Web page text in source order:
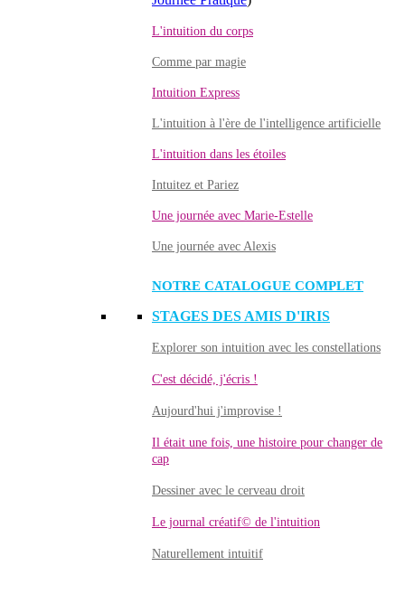
L'intuition du corps
Comme par magie
Intuition Express
L'intuition à l'ère de l'intelligence artificielle
L'intuition dans les étoiles
Intuitez et Pariez
Une journée avec Marie-Estelle
Une journée avec Alexis
NOTRE CATALOGUE COMPLET
STAGES DES AMIS D'IRIS
Explorer son intuition avec les constellations
C'est décidé, j'écris !
Aujourd'hui j'improvise !
Il était une fois, une histoire pour changer de
cap
Dessiner avec le cerveau droit
Le journal créatif© de l'intuition
Naturellement intuitif